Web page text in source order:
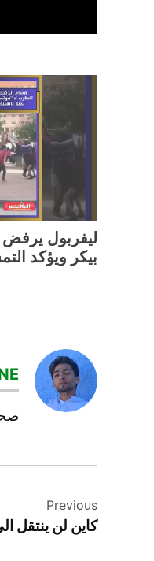
ليفربول يرفض
بيكر ويؤكد
اليسون
كرة_القدم
المقالات
Previous
كاين لن ينتقل